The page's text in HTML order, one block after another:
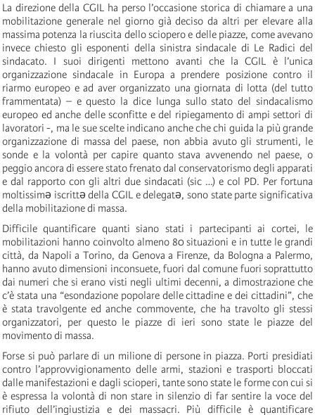
La direzione della CGIL ha perso l’occasione storica di chiamare a una
mobilitazione generale nel giorno già deciso da altri per elevare alla
massima potenza la riuscita dello sciopero e delle piazze, come avevano
invece chiesto gli esponenti della sinistra sindacale di Le Radici del
sindacato. I suoi dirigenti mettono avanti che la CGIL è l’unica
organizzazione sindacale in Europa a prendere posizione contro il
riarmo europeo e ad aver organizzato una giornata di lotta (del tutto
frammentata) – e questo la dice lunga sullo stato del sindacalismo
europeo ed anche delle sconfitte e del ripiegamento di ampi settori di
lavoratori -, ma le sue scelte indicano anche che chi guida la più grande
organizzazione di massa del paese, non abbia avuto gli strumenti, le
sonde e la volontà per capire quanto stava avvenendo nel paese, o
peggio ancora di essere stato frenato dal conservatorismo degli apparati
e dal rapporto con gli altri due sindacati (sic …) e col PD. Per fortuna
moltissimə iscrittə della CGIL e delegatə, sono state parte significativa
della mobilitazione di massa.
Difficile quantificare quanti siano stati i partecipanti ai cortei, le
mobilitazioni hanno coinvolto almeno 80 situazioni e in tutte le grandi
città, da Napoli a Torino, da Genova a Firenze, da Bologna a Palermo,
hanno avuto dimensioni inconsuete, fuori dal comune fuori soprattutto
dai numeri che si erano visti negli ultimi decenni, a dimostrazione che
c’è stata una “esondazione popolare delle cittadine e dei cittadini”, che
è stata travolgente ed anche commovente, che ha travolto gli stessi
organizzatori, per questo le piazze di ieri sono state le piazze del
movimento di massa.
Forse si può parlare di un milione di persone in piazza. Porti presidiati
contro l’approvvigionamento delle armi, stazioni e trasporti bloccati
dalle manifestazioni e dagli scioperi, tante sono state le forme con cui si
è espressa la volontà di non stare in silenzio di far sentire la voce del
rifiuto dell’ingiustizia e dei massacri. Più difficile è quantificare